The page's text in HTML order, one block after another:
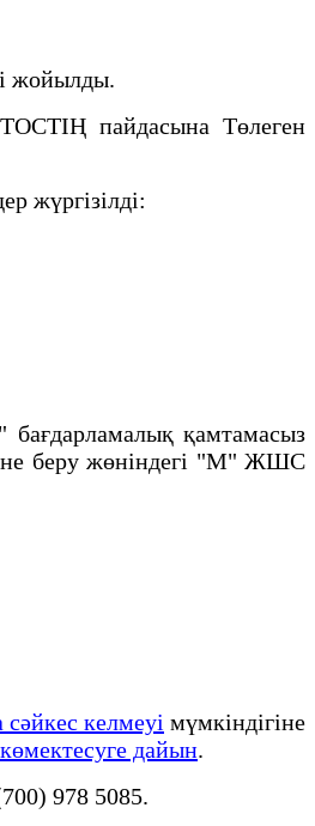
жойылды.
пайдасына Төлеген
жүргізілді:
бағдарламалық қамтамасыз
беру жөніндегі "М" ЖШС
келмеуі мүмкіндігіне
дайын.
978 5085.